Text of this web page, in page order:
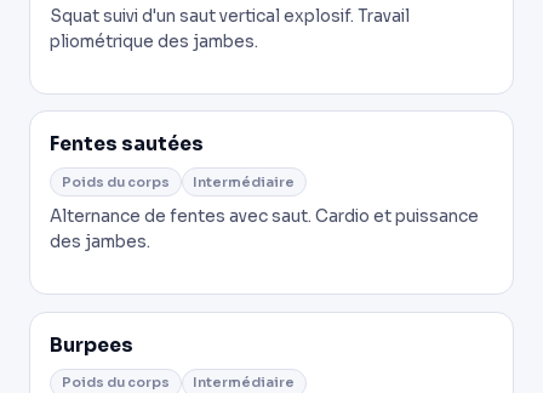
Squat suivi d'un saut vertical explosif. Travail
pliométrique des jambes.
Fentes sautées
Poids du corps Intermédiaire
Alternance de fentes avec saut. Cardio et puissance
des jambes.
Burpees
Poids du corps Intermédiaire